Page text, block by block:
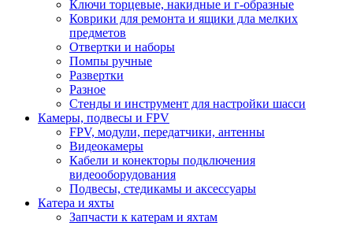
Ключи торцевые, накидные и г-образные
Коврики для ремонта и ящики дла мелких
предметов
Отвертки и наборы
Помпы ручные
Развертки
Разное
Стенды и инструмент для настройки шасси
Камеры, подвесы и FPV
FPV, модули, передатчики, антенны
Видеокамеры
Кабели и конекторы подключения
видеооборудования
Подвесы, стедикамы и аксессуары
Катера и яхты
Запчасти к катерам и яхтам